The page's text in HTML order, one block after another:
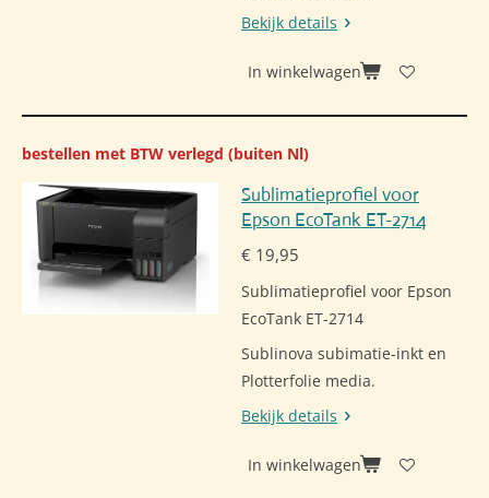
Bekijk details
In winkelwagen
bestellen met BTW verlegd (buiten Nl)
Sublimatieprofiel voor
Epson EcoTank ET-2714
€ 19,95
Sublimatieprofiel voor Epson
EcoTank ET-2714
Sublinova subimatie-inkt en
Plotterfolie media.
Bekijk details
In winkelwagen